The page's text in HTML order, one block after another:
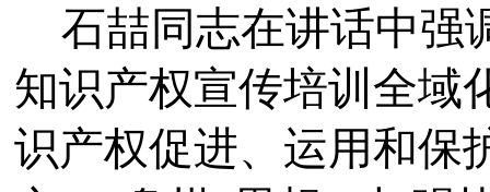
石喆同志在讲话中强
知识产权宣传培训全域
识产权促进、运用和保